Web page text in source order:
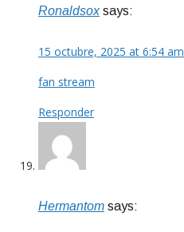
Ronaldsox says:
15 octubre, 2025 at 6:54 am
fan stream
Responder
Hermantom says: